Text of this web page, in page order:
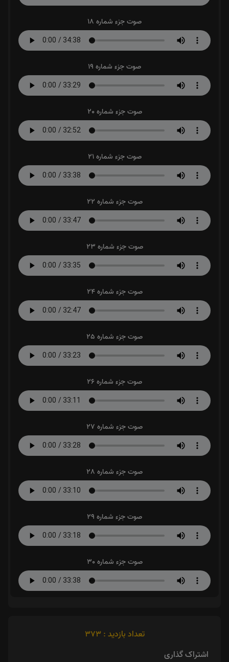
صوت جزء شماره 18
صوت جزء شماره 19
صوت جزء شماره 20
صوت جزء شماره 21
صوت جزء شماره 22
صوت جزء شماره 23
صوت جزء شماره 24
صوت جزء شماره 25
صوت جزء شماره 26
صوت جزء شماره 27
صوت جزء شماره 28
صوت جزء شماره 29
صوت جزء شماره 30
تعداد بازدید : 373
اشتراک گذاری